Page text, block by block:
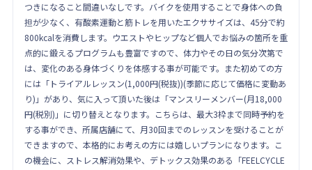
つきになること間違いなしです。バイクを使用することで身体への負
担が少なく、有酸素運動と筋トレを用いたエクササイズは、45分で約
800kcalを消費します。ウエストやヒップなど個人でお悩みの箇所を重
点的に鍛えるプログラムも豊富ですので、体力やその日の気分次第で
は、変化のある身体づくりを体感する事が可能です。また初めての方
には「トライアルレッスン(1,000円(税抜))(季節に応じて価格に変動あ
り)」があり、気に入って頂いた後は「マンスリーメンバー(月18,000
円(税別)」に切り替えとなります。こちらは、最大3枠まで同時予約を
する事ができ、所属店舗にて、月30回までのレッスンを受けることが
できますので、本格的にお考えの方には嬉しいプランになります。こ
の機会に、ストレス解消効果や、デトックス効果のある「FEELCYCLE